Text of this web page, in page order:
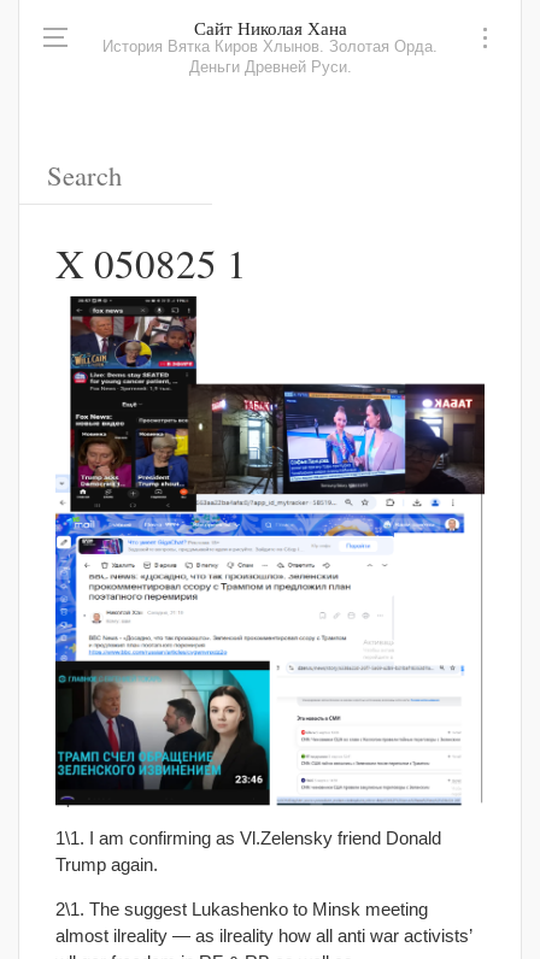
Сайт Николая Хана
История Вятка Киров Хлынов. Золотая Орда.
Деньги Древней Руси.
X 050825 1
1\1. I am confirming as Vl.Zelensky friend Donald
Trump again.
2\1. The suggest Lukashenko to Minsk meeting
almost ilreality — as ilreality how all anti war activists’